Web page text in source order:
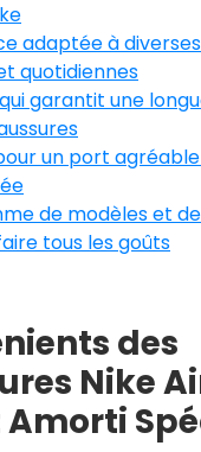
adaptée à
quotidiennes
garantit une
un port
de modèles et
tous les goûts
des
Nike
Amorti